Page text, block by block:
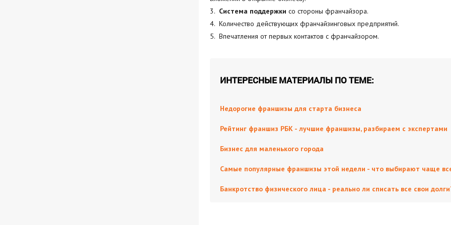
Система поддержки со стороны франчайзора.
Количество действующих франчайзинговых предприятий.
Впечатления от первых контактов с франчайзором.
ИНТЕРЕСНЫЕ МАТЕРИАЛЫ ПО ТЕМЕ:
Недорогие франшизы для старта бизнеса
Рейтинг франшиз РБК - лучшие франшизы, разбираем с экспертами
Бизнес для маленького города
Самые популярные франшизы этой недели - что выбирают чаще
Банкротство физического лица - реально ли списать все свои